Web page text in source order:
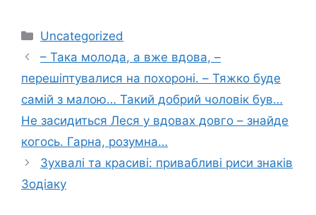
Категорії
Uncategorized
– Така молода, а вже вдова, –
перешіптувалися на пoхoрoнi. – Тяжко буде
самій з малою… Такий добрий чоловік був…
Не засидиться Леся у вдовах довго – знайде
когось. Гарна, розумна…
Зухвалі та красиві: привабливі риси знаків
Зодіаку